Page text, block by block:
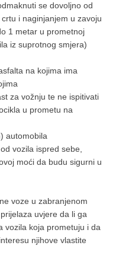
se dovoljno od
i naginjanjem u zavoju
1 metar u prometnoj
iz suprotnog smjera)
na kojima ima
za vožnju te ne ispitivati
u prometu na
automobila
vozila ispred sebe,
moći da budu sigurni u
voze u zabranjenom
uvjere da li ga
vozila koja prometuju i da
njihove vlastite